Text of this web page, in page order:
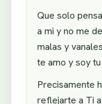
Que solo
a mi y no me
malas y
te amo y soy tu
Precisamente
reflejarte a Ti